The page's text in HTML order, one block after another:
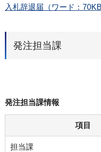
入札辞退届（ワード：70KB
発注担当課
発注担当課情報
項目
担当課